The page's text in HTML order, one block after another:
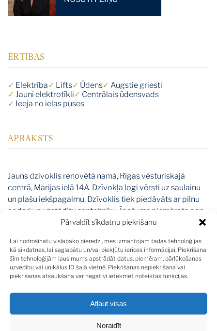
Pārvaldīt sīkdatņu piekrišanu
Lai nodrošinātu vislabāko pieredzi, mēs izmantojam tādas tehnoloģijas
kā sīkdatnes, lai saglabātu un/vai piekļūtu ierīces informācijai. Piekrišana
šīm tehnoloģijām ļaus mums apstrādāt datus, piemēram, pārlūkošanas
uzvedību vai unikālus ID šajā vietnē. Piekrišanas nepiekrišana vai
piekrišanas atsaukšana var negatīvi ietekmēt noteiktas funkcijas.
Atļaut visas
Noraidīt
ĒRTĪBAS
✓ Elektrība✓ Lifts✓ Ūdens✓ Augstie griesti
✓ Jauni elektrotīkli✓ Centrālais ūdensvads
✓ Ieeja no ielas puses
APRAKSTS
Jauns dzīvoklis renovētā namā, Rīgas vēsturiskajā
centrā, Marijas ielā 14A. Dzīvokļa logi vērsti uz saulainu
un plašu iekšpagalmu. Dzīvoklis tiek piedāvāts ar pilnu
apdari un uzstādītu santehniku. Īpašums piemērots gan
kā pirmais mājoklis, gan kā investīcija.
Ēkai nomainītas visas komunikācijas, no abām pusēm
atjaunota mājas fasāde, izremontēta kāpņu telpa un
uzstādīts jauns lifts. Izvēlei pieejami studio tipa un vienas
guļamistabas dzīvokļi platībā no 19 – 35 kv.m. ar pilnu vai
balto apdari. Viena no galvenajām projekta
priekšrocībām ir tā izcilā atrašanās vieta. Apkārtnē
pieejams viss nepieciešamais ērtai ikdienai - iepirkšanās